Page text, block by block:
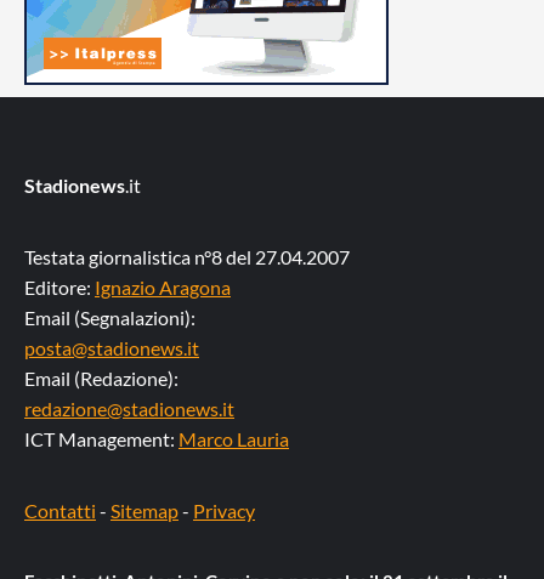
Stadionews.it
Testata giornalistica n°8 del 27.04.2007
Editore: Ignazio Aragona
Email (Segnalazioni):
posta@stadionews.it
Email (Redazione):
redazione@stadionews.it
ICT Management: Marco Lauria
Contatti - Sitemap- Privacy